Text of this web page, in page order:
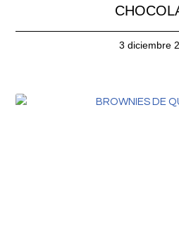
3 diciembre